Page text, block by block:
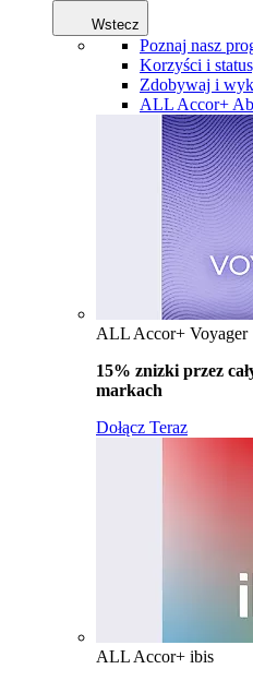
Wstecz
Poznaj nasz
Korzyści i
Zdobywaj i
ALL Accor+
ALL Accor+ Voyager
15% znizki przez
markach
Dołącz Teraz
ALL Accor+ ibis